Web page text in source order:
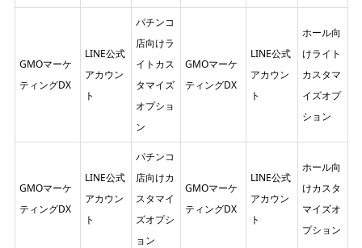
GMOマーケ
ティングDX
LINE公式
アカウン
ト
パチンコ
店向けラ
イトカス
タマイズ
オプショ
ン
GMOマーケ
ティングDX
LINE公式
アカウン
ト
ホール向
けライト
カスタマ
イズオプ
ション
GMOマーケ
ティングDX
LINE公式
アカウン
ト
パチンコ
店向けカ
スタマイ
ズオプシ
ョン
GMOマーケ
ティングDX
LINE公式
アカウン
ト
ホール向
けカスタ
マイズオ
プション